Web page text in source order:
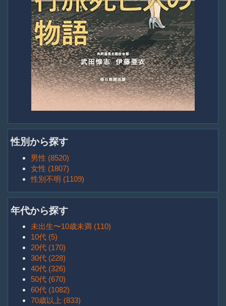
性別から探す
男性 (8520)
女性 (1807)
性別不明 (1109)
年代から探す
未出生〜10歳未満 (110)
10代 (5)
20代 (170)
30代 (228)
40代 (326)
50代 (670)
60代 (1082)
70歳以上 (833)